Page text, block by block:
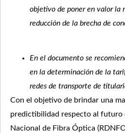
objetivo de poner en valor la
reducción de la brecha de
En el documento se
en la determinación de la
redes de transporte de
Con el objetivo de brindar una
predictibilidad respecto al futuro
Nacional de Fibra Óptica